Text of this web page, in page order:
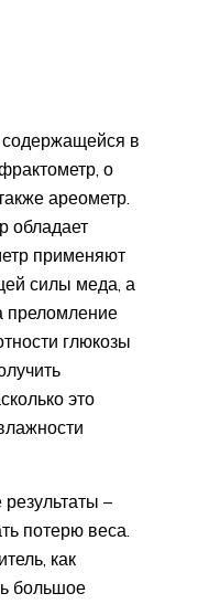
содержащейся в
о
ареометр.
обладает
применяют
силы меда, а
преломление
глюкозы
это
–
потерю веса.
как
большое